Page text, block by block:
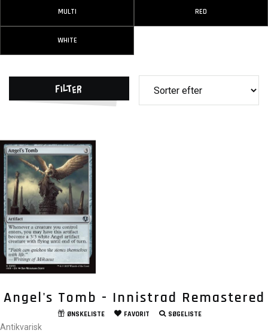
MULTI RED
WHITE
Filter
Angel's Tomb - Innistrad Remastered
ØNSKELISTE FAVORIT SØGELISTE
Antikvarisk